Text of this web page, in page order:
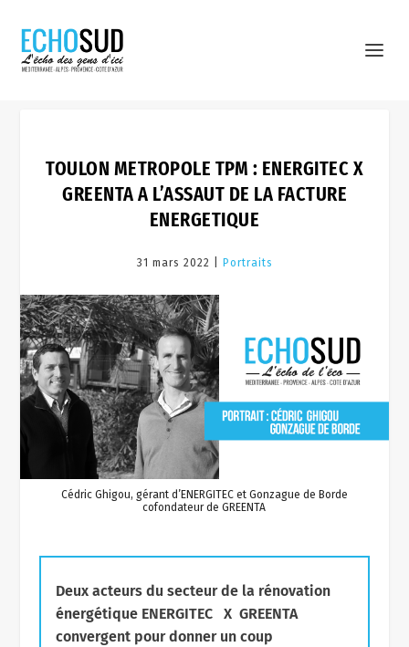
TOULON METROPOLE TPM : ENERGITEC X
GREENTA A L’ASSAUT DE LA FACTURE
ENERGETIQUE
31 mars 2022 | Portraits
Cédric Ghigou, gérant d’ENERGITEC et Gonzague de Borde
cofondateur de GREENTA
Deux acteurs du secteur de la rénovation
énergétique ENERGITEC X GREENTA
convergent pour donner un coup